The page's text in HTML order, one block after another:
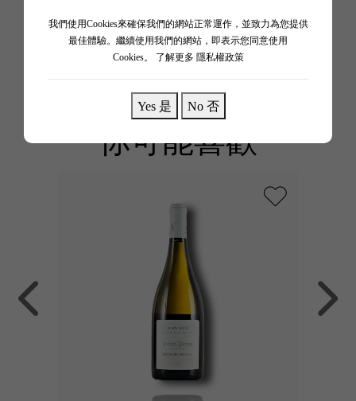
我們使用Cookies來確保我們的網站正常運作，並致力為您提供
最佳體驗。繼續使用我們的網站，即表示您同意使用
Cookies。
了解更多 隱私權政策
Yes 是 No 否
同濃郁口感，但女莊主巧妙地將單寧處理得極為絲滑柔
順。充滿力量卻又散發優雅氣質，非常耐人尋味。
你可能喜歡